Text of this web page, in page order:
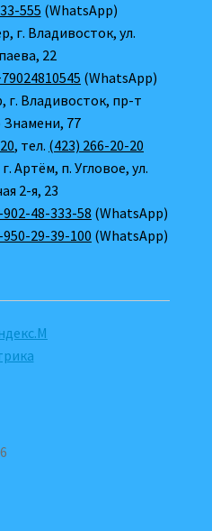
555 (WhatsApp)
г. Владивосток, ул.
22
(WhatsApp)
г. Владивосток, пр-т
Знамени, 77
, тел. (423) 266-20-20
Артём, п. Угловое, ул.
2-я, 23
902-48-333-58 (WhatsApp)
950-29-39-100 (WhatsApp)